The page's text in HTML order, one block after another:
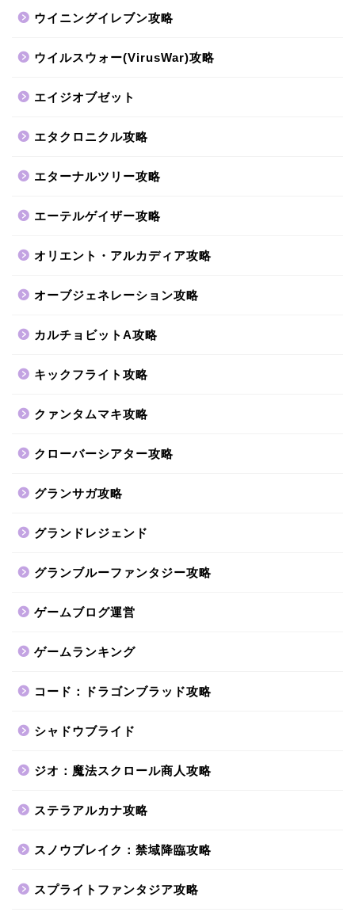
ウイニングイレブン攻略
ウイルスウォー(VirusWar)攻略
エイジオブゼット
エタクロニクル攻略
エターナルツリー攻略
エーテルゲイザー攻略
オリエント・アルカディア攻略
オーブジェネレーション攻略
カルチョビットA攻略
キックフライト攻略
クァンタムマキ攻略
クローバーシアター攻略
グランサガ攻略
グランドレジェンド
グランブルーファンタジー攻略
ゲームブログ運営
ゲームランキング
コード：ドラゴンブラッド攻略
シャドウブライド
ジオ：魔法スクロール商人攻略
ステラアルカナ攻略
スノウブレイク：禁域降臨攻略
スプライトファンタジア攻略